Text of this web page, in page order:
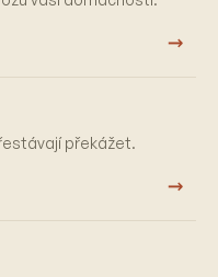
→
překážet.
→